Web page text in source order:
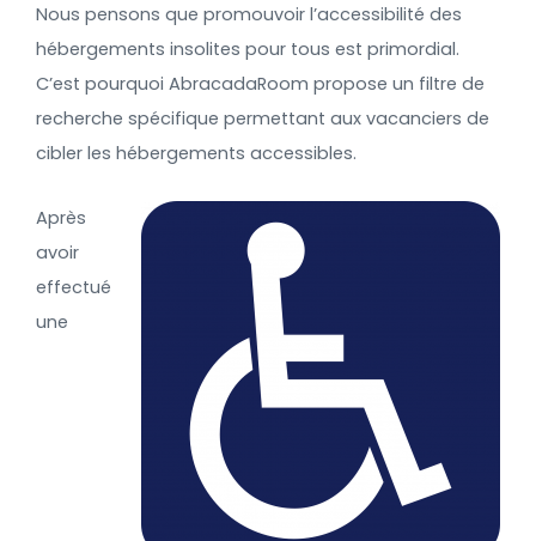
Nous pensons que promouvoir l’accessibilité des
hébergements insolites pour tous est primordial.
C’est pourquoi AbracadaRoom propose un filtre de
recherche spécifique permettant aux vacanciers de
cibler les hébergements accessibles.
Après
avoir
effectué
une